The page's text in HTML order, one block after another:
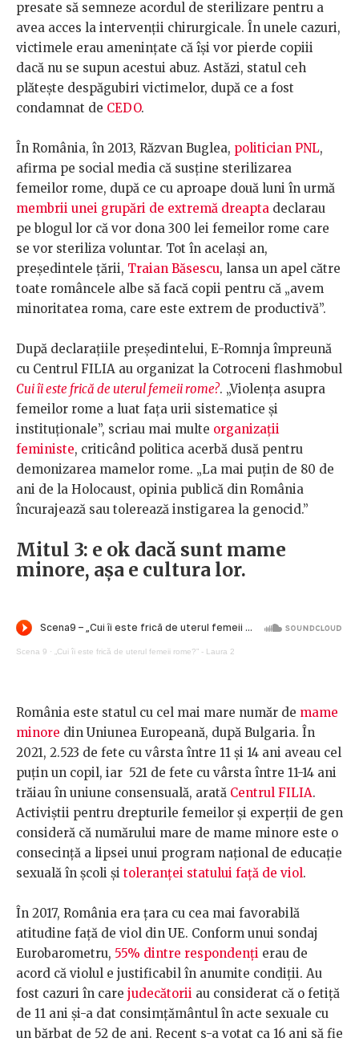
presate să semneze acordul de sterilizare pentru a
avea acces la intervenții chirurgicale. În unele cazuri,
victimele erau amenințate că își vor pierde copiii
dacă nu se supun acestui abuz. Astăzi, statul ceh
plătește despăgubiri victimelor, după ce a fost
condamnat de CEDO.
În România, în 2013, Răzvan Buglea, politician PNL,
afirma pe social media că susţine sterilizarea
femeilor rome, după ce cu aproape două luni în urmă
membrii unei grupări de extremă dreapta declarau
pe blogul lor că vor dona 300 lei femeilor rome care
se vor steriliza voluntar. Tot în același an,
președintele țării, Traian Băsescu, lansa un apel către
toate româncele albe să facă copii pentru că „avem
minoritatea roma, care este extrem de productivă”.
După declarațiile președintelui, E-Romnja împreună
cu Centrul FILIA au organizat la Cotroceni flashmobul
Cui îi este frică de uterul femeii rome?. „Violenţa asupra
femeilor rome a luat faţa urii sistematice şi
instituţionale”, scriau mai multe organizații
feministe, criticând politica acerbă dusă pentru
demonizarea mamelor rome. „La mai puţin de 80 de
ani de la Holocaust, opinia publică din România
încurajează sau tolerează instigarea la genocid.”
Mitul 3: e ok dacă sunt mame
minore, așa e cultura lor.
Scena 9 · „Cui îi este frică de uterul femeii rome?” - Laura 2
România este statul cu cel mai mare număr de mame
minore din Uniunea Europeană, după Bulgaria. În
2021, 2.523 de fete cu vârsta între 11 și 14 ani aveau cel
puțin un copil, iar 521 de fete cu vârsta între 11-14 ani
trăiau în uniune consensuală, arată Centrul FILIA.
Activiștii pentru drepturile femeilor și experții de gen
consideră că numărului mare de mame minore este o
consecință a lipsei unui program național de educație
sexuală în școli și toleranței statului față de viol.
În 2017, România era țara cu cea mai favorabilă
atitudine față de viol din UE. Conform unui sondaj
Eurobarometru, 55% dintre respondenți erau de
acord că violul e justificabil în anumite condiții. Au
fost cazuri în care judecătorii au considerat că o fetiță
de 11 ani și-a dat consimțământul în acte sexuale cu
un bărbat de 52 de ani. Recent s-a votat ca 16 ani să fie